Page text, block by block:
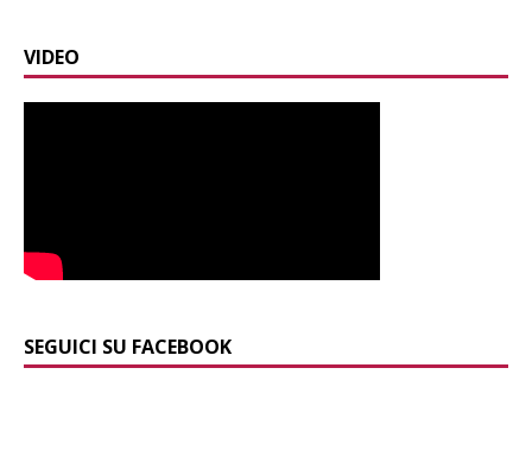
VIDEO
SEGUICI SU FACEBOOK